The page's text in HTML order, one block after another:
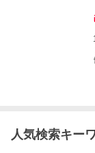
人気検索キー